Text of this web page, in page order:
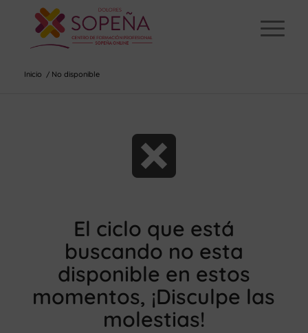
Inicio / No disponible
El ciclo que está
buscando no esta
disponible en estos
momentos, ¡Disculpe las
molestias!